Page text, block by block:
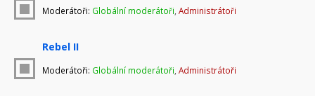
Moderátoři: Globální moderátoři Administrátoři
Rebel II
Moderátoři: Globální moderátoři Administrátoři